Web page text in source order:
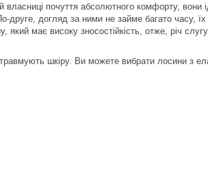
почуття абсолютного комфорту, вони
друге, догляд за ними не займе багато часу, їх
який має високу зносостійкість, отже, річ
шкіру. Ви можете вибрати лосини з